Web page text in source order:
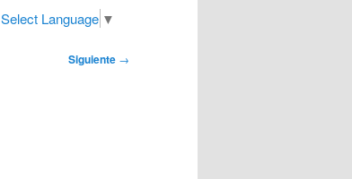
Select Language ▼
Siguiente →